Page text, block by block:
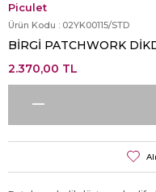
Piculet
Ürün Kodu : 02YK00115/STD
BİRGİ PATCHWORK
2.370,00 TL